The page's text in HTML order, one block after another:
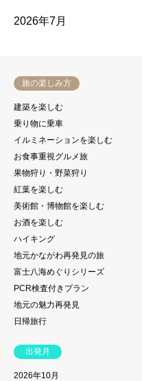
2026年7月
旅の楽しみ方
建築を楽しむ
乗り物に乗車
イルミネーションを楽しむ
お食事重視グルメ旅
果物狩り・野菜狩り
紅葉を楽しむ
美術館・博物館を楽しむ
お酒を楽しむ
ハイキング
地元かながわ再発見の旅
富士八海めぐりシリーズ
PCR検査付きプラン
地元の魅力再発見
日帰旅行
出発月
2026年10月